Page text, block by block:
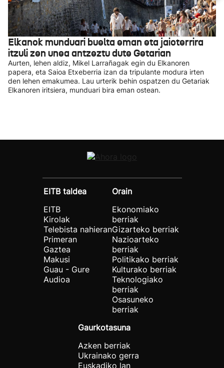
Elkanok munduari buelta eman eta jaioterrira
itzuli zen unea antzeztu dute Getarian
Aurten, lehen aldiz, Mikel Larrañagak egin du Elkanoren
papera, eta Saioa Etxeberria izan da tripulante modura irten
den lehen emakumea. Lau urterik behin ospatzen du Getariak
Elkanoren iritsiera, munduari bira eman ostean.
EITB taldea
EITB
Kirolak
Telebista nahieran
Primeran
Gaztea
Makusi
Guau - Gure
Audioa
Orain
Ekonomiako
berriak
Gizarteko berriak
Nazioarteko
berriak
Politikako berriak
Kulturako berriak
Teknologiako
berriak
Osasuneko
berriak
Gaurkotasuna
Azken berriak
Ukrainako gerra
Euskadiko lan